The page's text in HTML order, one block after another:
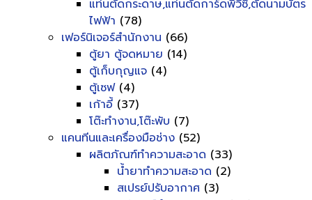
แท่นตัดกระดาษ,แท่นตัดการ์ดพีวีซี,ตัดนามบัตร
ไฟฟ้า (78)
เฟอร์นิเจอร์สำนักงาน (66)
ตู้ยา ตู้จดหมาย (14)
ตู้เก็บกุญแจ (4)
ตู้เซฟ(4)
เก้าอี้ (37)
โต๊ะทำงาน,โต๊ะพับ (7)
แคนทีนและเครื่องมือช่าง (52)
ผลิตภัณฑ์ทำความสะอาด (33)
น้ำยาทำความสะอาด (2)
สเปรย์ปรับอากาศ (3)